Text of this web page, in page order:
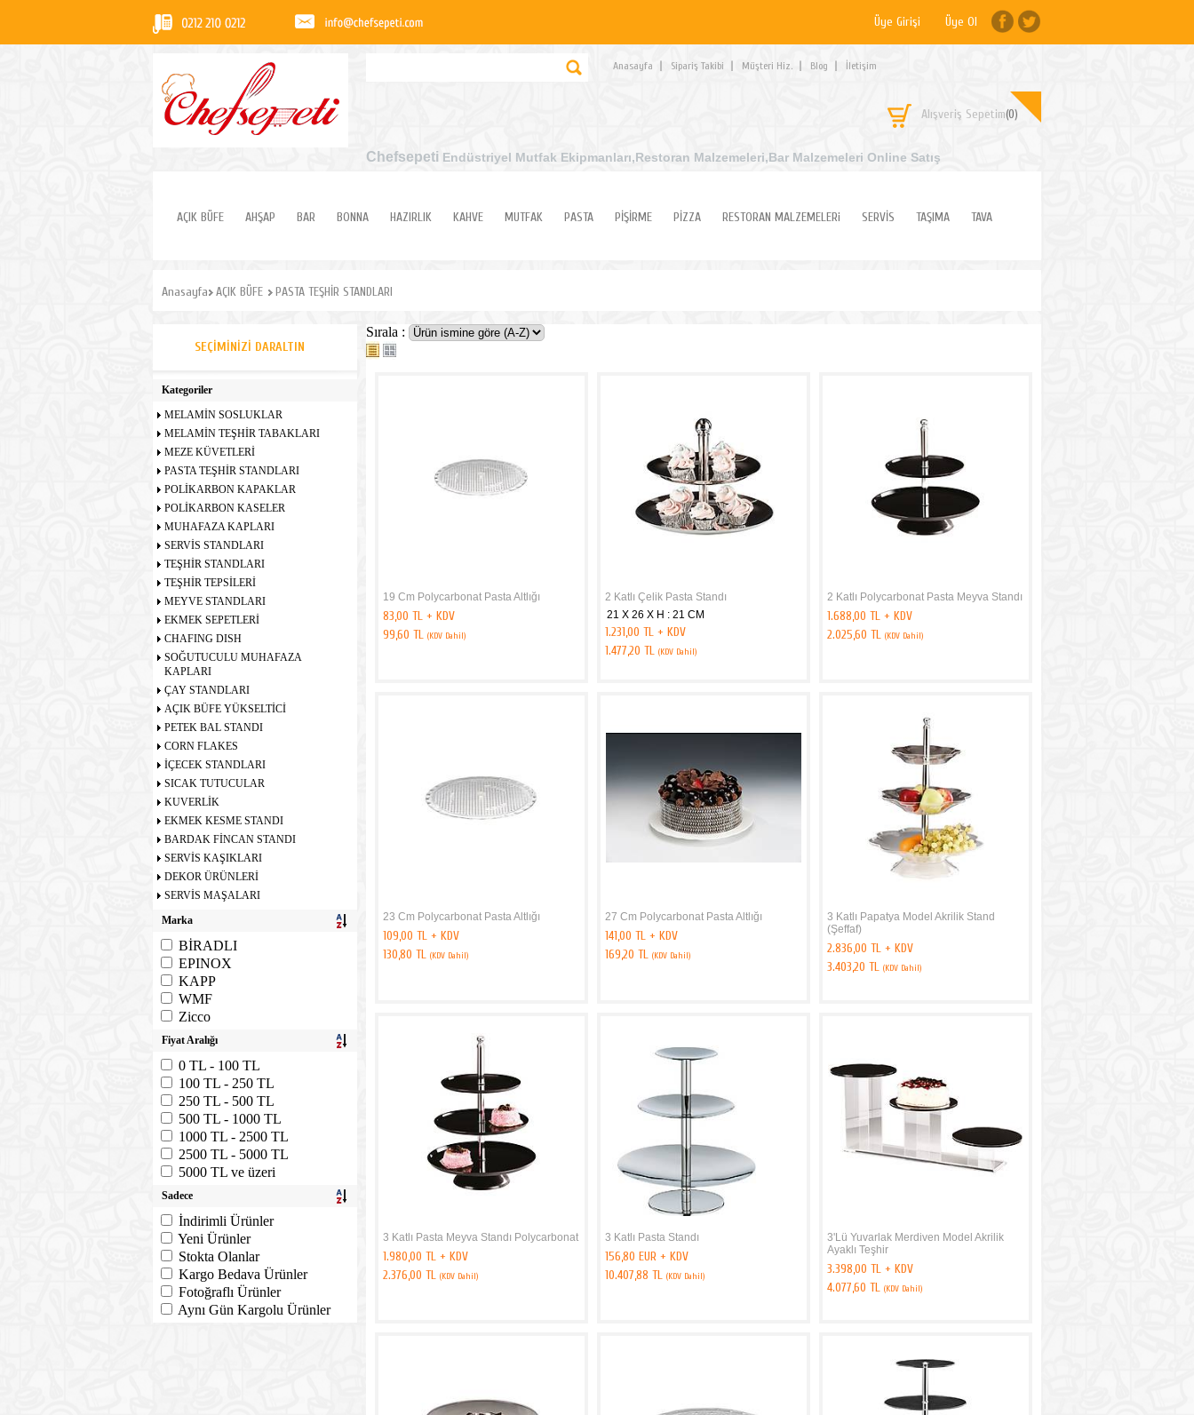
Üye Girişi Üye Ol
Anasayfa Sipariş Takibi Müşteri Hiz. Blog İletişim
Alışveriş Sepetim(0)
Chefsepeti Endüstriyel Mutfak Ekipmanları,Restoran Malzemeleri,Bar Malzemeleri Online Satış
AÇIK BÜFE AHŞAP BAR BONNA HAZIRLIK KAHVE MUTFAK PASTA PİŞİRME PİZZA RESTORAN MALZEMELERi SERVİS TAŞIMA TAVA
Anasayfa AÇIK BÜFE PASTA TEŞHİR STANDLARI
SEÇIMINIZI DARALTIN
Kategoriler
MELAMİN SOSLUKLAR
MELAMİN TEŞHİR TABAKLARI
MEZE KÜVETLERİ
PASTA TEŞHİR STANDLARI
POLİKARBON KAPAKLAR
POLİKARBON KASELER
MUHAFAZA KAPLARI
SERVİS STANDLARI
TEŞHİR STANDLARI
TEŞHİR TEPSİLERİ
MEYVE STANDLARI
EKMEK SEPETLERİ
CHAFING DISH
SOĞUTUCULU MUHAFAZA
KAPLARI
ÇAY STANDLARI
AÇIK BÜFE YÜKSELTİCİ
PETEK BAL STANDI
CORN FLAKES
İÇECEK STANDLARI
SICAK TUTUCULAR
KUVERLİK
EKMEK KESME STANDI
BARDAK FİNCAN STANDI
SERVİS KAŞIKLARI
DEKOR ÜRÜNLERİ
SERVİS MAŞALARI
Marka
BİRADLI
EPINOX
KAPP
WMF
Zicco
Fiyat Aralığı
0 TL - 100 TL
100 TL - 250 TL
250 TL - 500 TL
500 TL - 1000 TL
1000 TL - 2500 TL
2500 TL - 5000 TL
5000 TL ve üzeri
Sadece
İndirimli Ürünler
Yeni Ürünler
Stokta Olanlar
Kargo Bedava Ürünler
Fotoğraflı Ürünler
Aynı Gün Kargolu Ürünler
Sırala :
19 Cm Polycarbonat Pasta Altlığı
83,00 TL + KDV
99,60 TL (KDV Dahil)
2 Katlı Çelik Pasta Standı
21 X 26 X H : 21 CM
1.231,00 TL + KDV
1.477,20 TL (KDV Dahil)
2 Katlı Polycarbonat Pasta Meyva Standı
1.688,00 TL + KDV
2.025,60 TL (KDV Dahil)
23 Cm Polycarbonat Pasta Altlığı
109,00 TL + KDV
130,80 TL (KDV Dahil)
27 Cm Polycarbonat Pasta Altlığı
141,00 TL + KDV
169,20 TL (KDV Dahil)
3 Katlı Papatya Model Akrilik Stand
(Şeffaf)
2.836,00 TL + KDV
3.403,20 TL (KDV Dahil)
3 Katlı Pasta Meyva Standı Polycarbonat
1.980,00 TL + KDV
2.376,00 TL (KDV Dahil)
3 Katlı Pasta Standı
156,80 EUR + KDV
10.407,88 TL (KDV Dahil)
3'Lü Yuvarlak Merdiven Model Akrilik
Ayaklı Teşhir
3.398,00 TL + KDV
4.077,60 TL (KDV Dahil)